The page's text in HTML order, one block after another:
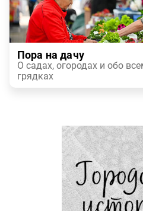
Пора на дачу
О садах, огородах и обо
грядках